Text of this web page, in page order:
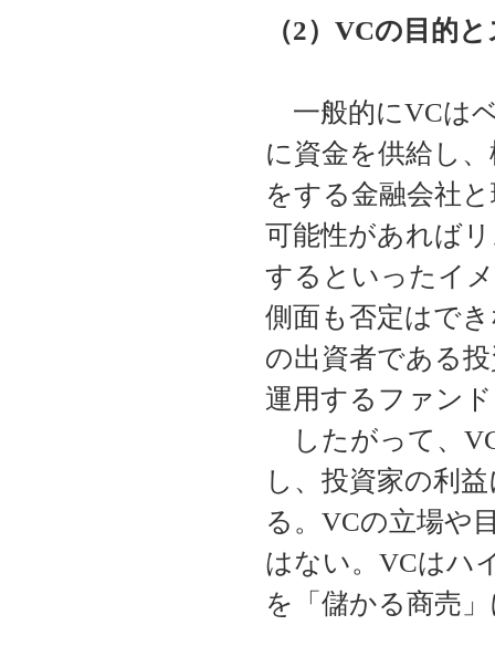
（2）VCの目的
一般的にVCは
に資金を供給し
をする金融会社
可能性があれば
するといったイ
側面も否定はで
の出資者である
運用するファン
したがって、
し、投資家の利
る。VCの立場や
はない。VCはハ
を「儲かる商売